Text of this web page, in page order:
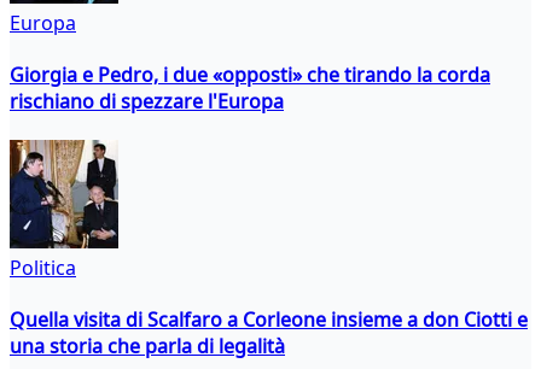
Europa
Giorgia e Pedro, i due «opposti» che tirando la corda
rischiano di spezzare l'Europa
Politica
Quella visita di Scalfaro a Corleone insieme a don Ciotti e
una storia che parla di legalità